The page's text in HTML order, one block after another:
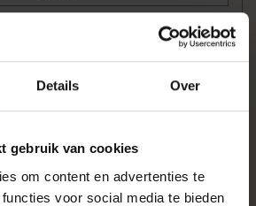
Details Over
gebruik van cookies
om content en advertenties te
voor social media te bieden
Koudere Dagen: Van Fedoras tot Flatcaps
De Favorieten van Urban Bozz